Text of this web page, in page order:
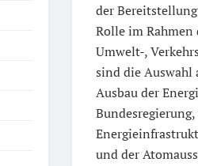
der
Rolle im
Umwelt-,
sind die Auswahl
Ausbau der
und der